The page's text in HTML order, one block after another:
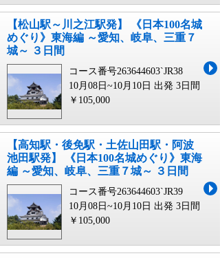
【松山駅～川之江駅発】 《日本100名城
めぐり》東海編 ～愛知、岐阜、三重７
城～ ３日間
コース番号263644603`JR38
10月08日~10月10日 出発 3日間
￥105,000
【高知駅・後免駅・土佐山田駅・阿波
池田駅発】 《日本100名城めぐり》東海
編 ～愛知、岐阜、三重７城～ ３日間
コース番号263644603`JR39
10月08日~10月10日 出発 3日間
￥105,000